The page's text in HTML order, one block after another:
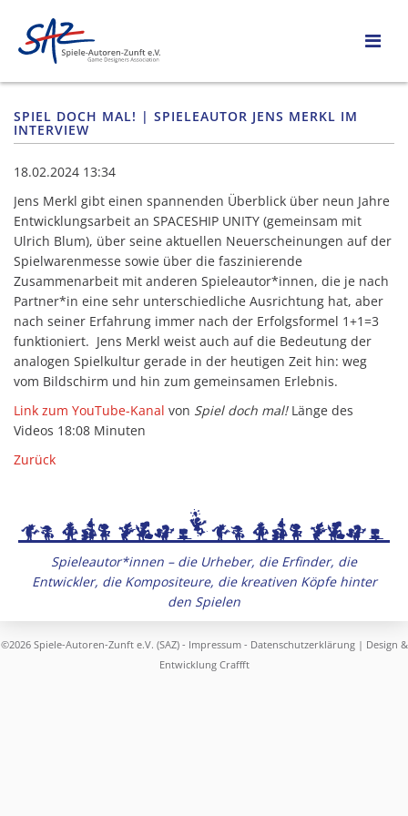
SPIEL DOCH MAL! | SPIELEAUTOR JENS MERKL IM
INTERVIEW
18.02.2024 13:34
Jens Merkl gibt einen spannenden Überblick über neun Jahre
Entwicklungsarbeit an SPACESHIP UNITY (gemeinsam mit
Ulrich Blum), über seine aktuellen Neuerscheinungen auf der
Spielwarenmesse sowie über die faszinierende
Zusammenarbeit mit anderen Spieleautor*innen, die je nach
Partner*in eine sehr unterschiedliche Ausrichtung hat, aber
nach seiner Erfahrung immer nach der Erfolgsformel 1+1=3
funktioniert. Jens Merkl weist auch auf die Bedeutung der
analogen Spielkultur gerade in der heutigen Zeit hin: weg
vom Bildschirm und hin zum gemeinsamen Erlebnis.
Link zum YouTube-Kanal von Spiel doch mal!Länge des
Videos 18:08 Minuten
Zurück
Spieleautor*innen – die Urheber, die Erfinder, die
Entwickler, die Kompositeure, die kreativen Köpfe hinter
den Spielen
©2026 Spiele-Autoren-Zunft e.V. (SAZ) - Impressum- Datenschutzerklärung| Design &
Entwicklung Craffft